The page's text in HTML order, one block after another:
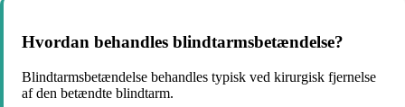
Hvordan behandles blindtarmsbetændelse?
Blindtarmsbetændelse behandles typisk ved kirurgisk fjernelse
af den betændte blindtarm.